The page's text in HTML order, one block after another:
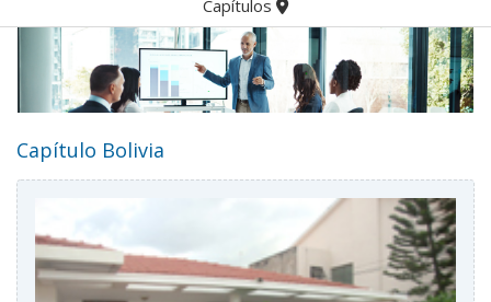
Capítulos
Capítulo Bolivia